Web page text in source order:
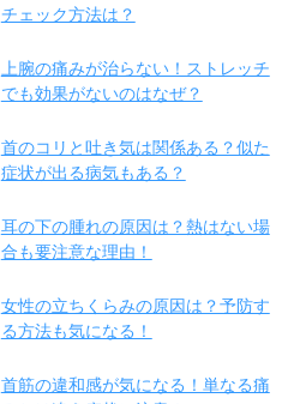
チェック方法は？
上腕の痛みが治らない！ストレッチ
でも効果がないのはなぜ？
首のコリと吐き気は関係ある？似た
症状が出る病気もある？
耳の下の腫れの原因は？熱はない場
合も要注意な理由！
女性の立ちくらみの原因は？予防す
る方法も気になる！
首筋の違和感が気になる！単なる痛